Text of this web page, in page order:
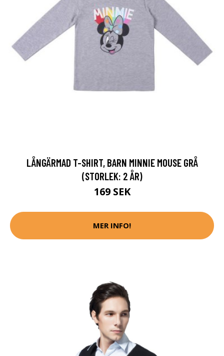
LÅNGÄRMAD T-SHIRT, BARN MINNIE MOUSE GRÅ
(STORLEK: 2 ÅR)
169 SEK
MER INFO!